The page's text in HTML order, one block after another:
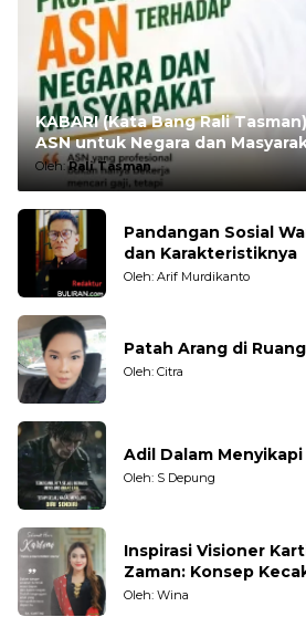
KABARI (Kata Bang Rali Tasman) :
ASN untuk Negara dan
Oleh:Rali Tasman
Pandangan Sosial
dan Karakteristiknya
Oleh: Arif Murdikanto
Patah Arang di
Oleh: Citra
Adil Dalam Menyikapi
Oleh: S Depung
Inspirasi Visioner
Zaman: Konsep Kecakapan Hidup bagi
Generasi Muda
Oleh: Wina